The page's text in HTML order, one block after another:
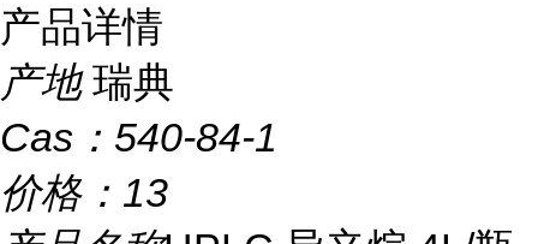
产品详情
产地 瑞典
Cas： 540-84-1
价格： 13